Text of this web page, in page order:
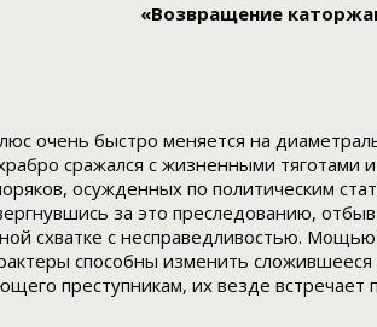
«Возвращение
очень быстро меняется на
сражался с жизненными
осужденных по политическим
за это преследованию,
схватке с несправедливостью.
способны изменить
преступникам, их везде встречает